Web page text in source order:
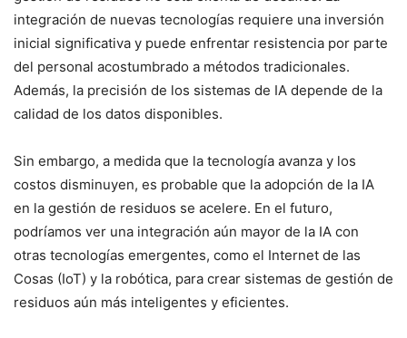
integración de nuevas tecnologías requiere una inversión
inicial significativa y puede enfrentar resistencia por parte
del personal acostumbrado a métodos tradicionales.
Además, la precisión de los sistemas de IA depende de la
calidad de los datos disponibles.
Sin embargo, a medida que la tecnología avanza y los
costos disminuyen, es probable que la adopción de la IA
en la gestión de residuos se acelere. En el futuro,
podríamos ver una integración aún mayor de la IA con
otras tecnologías emergentes, como el Internet de las
Cosas (IoT) y la robótica, para crear sistemas de gestión de
residuos aún más inteligentes y eficientes.